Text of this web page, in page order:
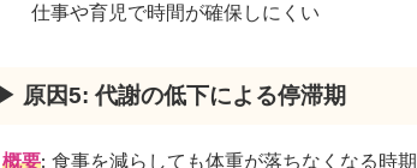
仕事や育児で時間が確保しにくい
▶ 原因5: 代謝の低下による停滞期
概要: 食事を減らしても体重が落ちなくなる時期